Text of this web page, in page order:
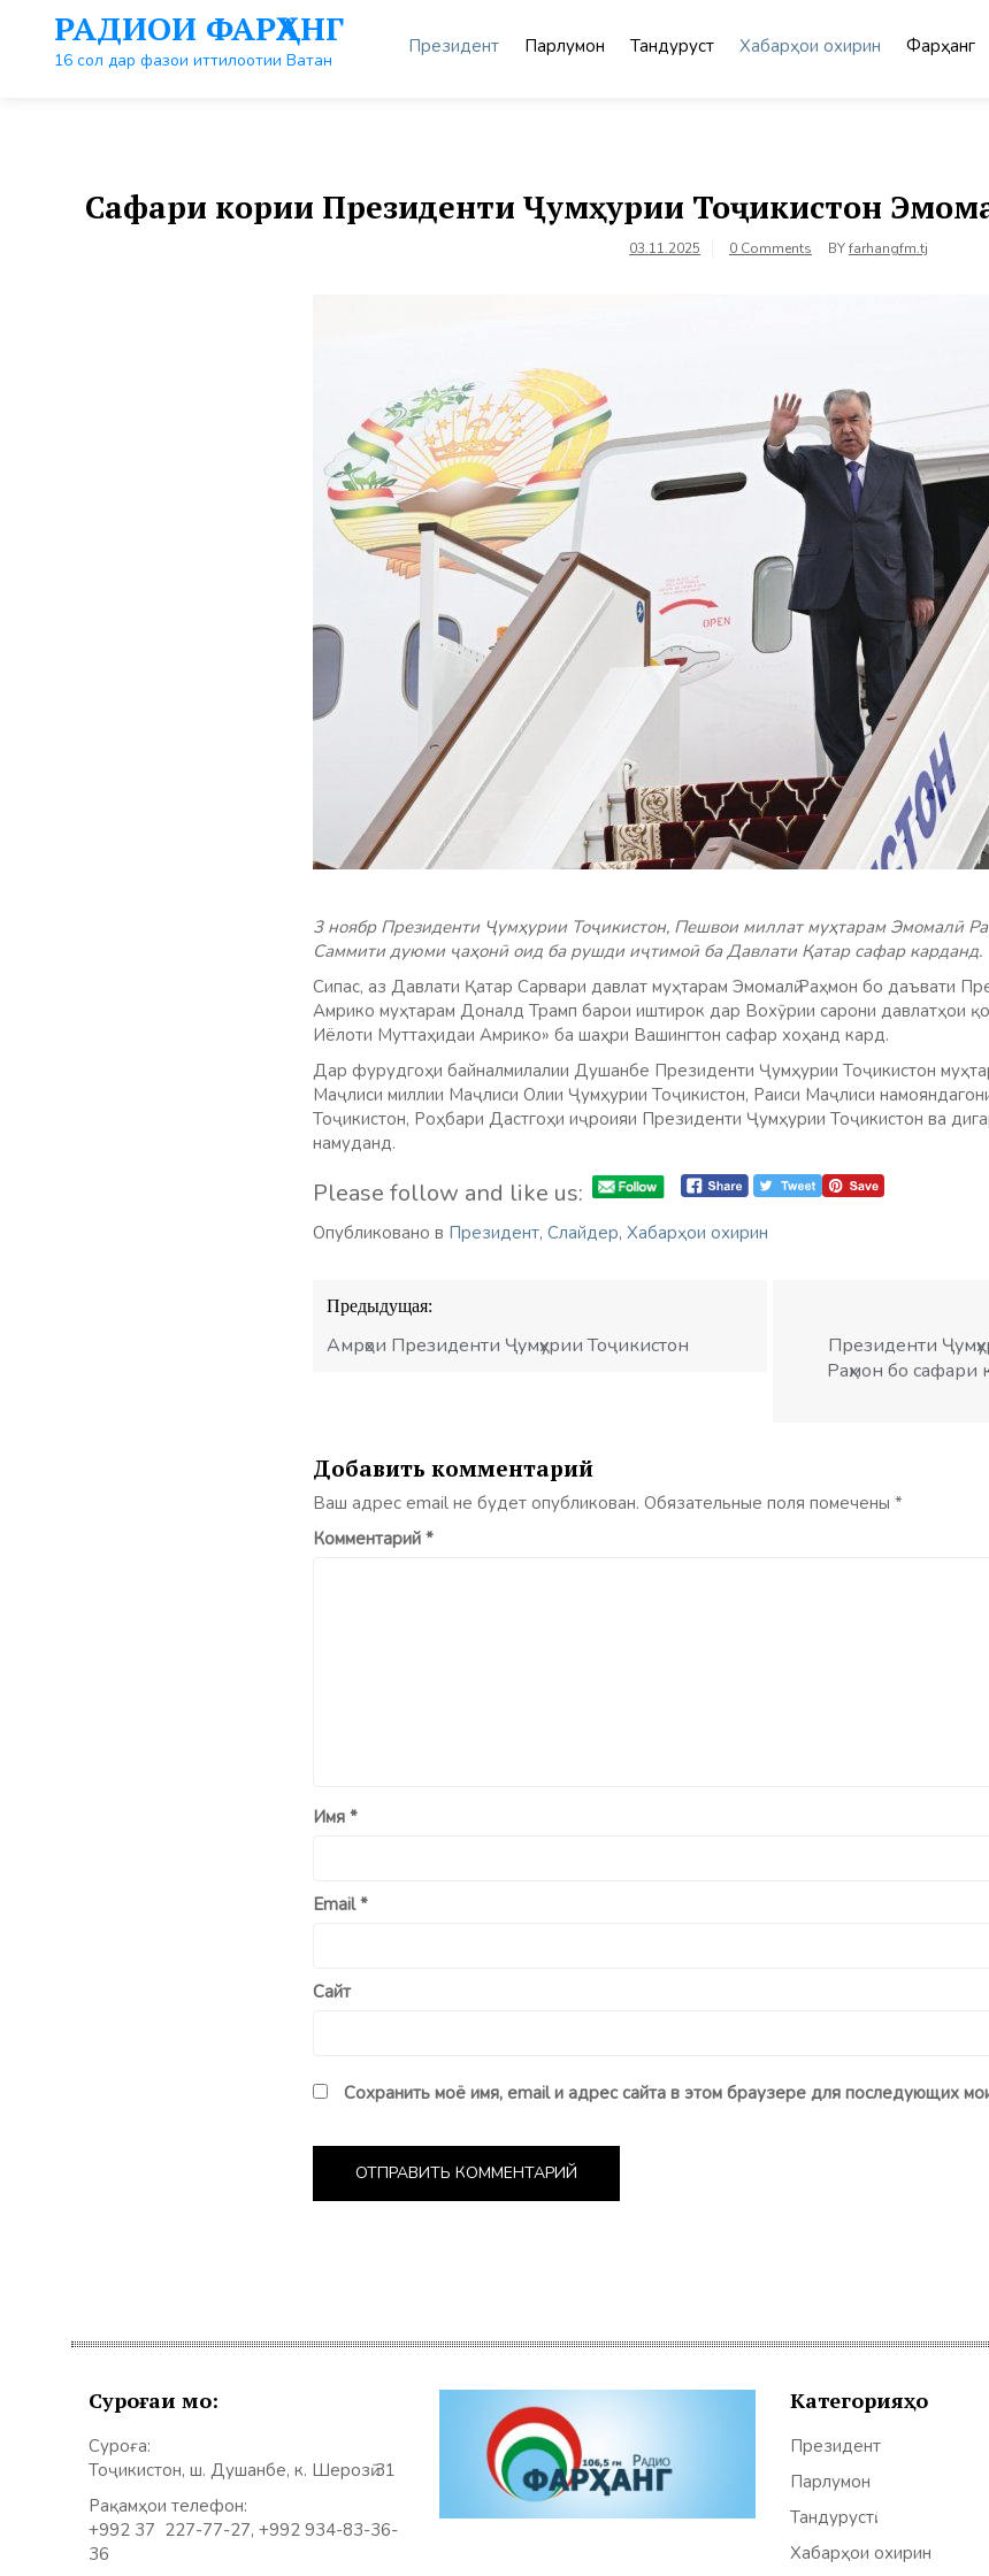
контенту
РАДИОИ ФАРҲАНГ
16 сол дар фазои иттилоотии Ватан
Президент Парлумон Тандурустӣ Хабарҳои охирин Фарҳанг
Сафари кории Президенти Ҷумҳурии Тоҷикистон
03.11.2025 0 Comments BYfarhangfm.tj
3 ноябр Президенти Ҷумҳурии Тоҷикистон, Пешвои миллат муҳтарам Эмомалӣ
Саммити дуюми ҷаҳонӣ оид ба рушди иҷтимоӣ ба Давлати Қатар сафар карданд.
Сипас, аз Давлати Қатар Сарвари давлат муҳтарам Эмомалӣ Раҳмон бо даъвати
Амрико муҳтарам Доналд Трамп барои иштирок дар Вохӯрии сарони давлатҳои
Иёлоти Муттаҳидаи Амрико» ба шаҳри Вашингтон сафар хоҳанд кард.
Дар фурудгоҳи байналмилалии Душанбе Президенти Ҷумҳурии Тоҷикистон
Маҷлиси миллии Маҷлиси Олии Ҷумҳурии Тоҷикистон, Раиси Маҷлиси
Тоҷикистон, Роҳбари Дастгоҳи иҷроияи Президенти Ҷумҳурии Тоҷикистон ва
намуданд.
Please follow and like us:
Опубликовано в Президент, Слайдер, Хабарҳои охирин
Навигация
по
записям
Предыдущая:
Амрҳои Президенти Ҷумҳурии Тоҷикистон
Президенти
Раҳмон бо сафари
Добавить комментарий
Ваш адрес email не будет опубликован. Обязательные поля помечены *
Комментарий *
Имя *
Email*
Сайт
Сохранить моё имя, email и адрес сайта в этом браузере для последующих
Суроғаи мо:
Суроға:
Тоҷикистон, ш. Душанбе, к. Шерозӣ 31
Рақамҳои телефон:
+992 37 227-77-27, +992 934-83-36-
36
Категорияҳо
Президент
Парлумон
Тандурустӣ
Хабарҳои охирин